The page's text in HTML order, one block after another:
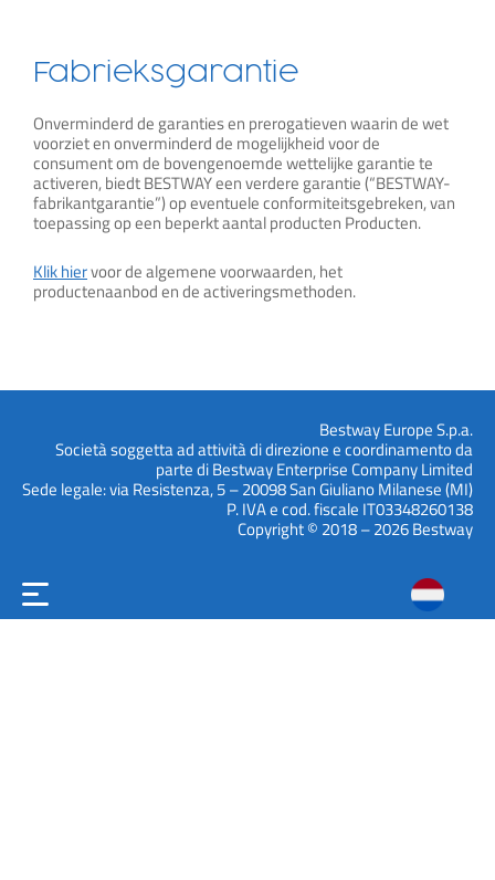
Fabrieksgarantie
Onverminderd de garanties en prerogatieven waarin de wet
voorziet en onverminderd de mogelijkheid voor de
consument om de bovengenoemde wettelijke garantie te
activeren, biedt BESTWAY een verdere garantie (“BESTWAY-
fabrikantgarantie”) op eventuele conformiteitsgebreken, van
toepassing op een beperkt aantal producten Producten.
Klik hiervoor de algemene voorwaarden, het
productenaanbod en de activeringsmethoden.
Bestway Europe S.p.a.
Società soggetta ad attività di direzione e coordinamento da
parte di Bestway Enterprise Company Limited
Sede legale: via Resistenza, 5 – 20098 San Giuliano Milanese (MI)
P. IVA e cod. fiscale IT03348260138
Copyright © 2018 – 2026 Bestway